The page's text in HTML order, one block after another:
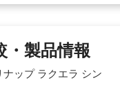
製品情報
ップ ラクエラ シン